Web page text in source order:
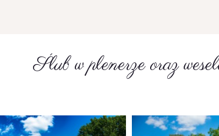
Ślub w plenerze oraz